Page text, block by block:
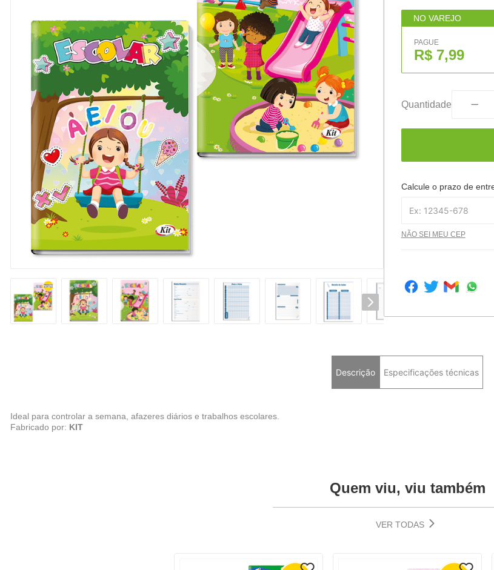
NO VAREJO
PAGUE
R$ 7,99
Quantidade
Calcule o prazo de
NÃO SEI MEU CEP
Descrição Especificações técnicas
Ideal para controlar a semana, afazeres diários e trabalhos escolares.
Fabricado por: KIT
Quem viu, viu também
VER TODAS
º fita